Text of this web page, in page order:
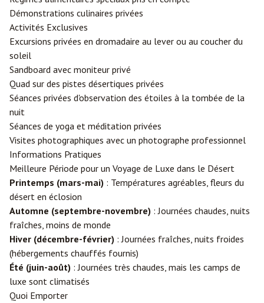
Démonstrations culinaires privées
Activités Exclusives
Excursions privées en dromadaire au lever ou au coucher du
soleil
Sandboard avec moniteur privé
Quad sur des pistes désertiques privées
Séances privées d'observation des étoiles à la tombée de la
nuit
Séances de yoga et méditation privées
Visites photographiques avec un photographe professionnel
Informations Pratiques
Meilleure Période pour un Voyage de Luxe dans le Désert
Printemps (mars-mai) : Températures agréables, fleurs du
désert en éclosion
Automne (septembre-novembre) : Journées chaudes, nuits
fraîches, moins de monde
Hiver (décembre-février) : Journées fraîches, nuits froides
(hébergements chauffés fournis)
Été (juin-août) : Journées très chaudes, mais les camps de
luxe sont climatisés
Quoi Emporter